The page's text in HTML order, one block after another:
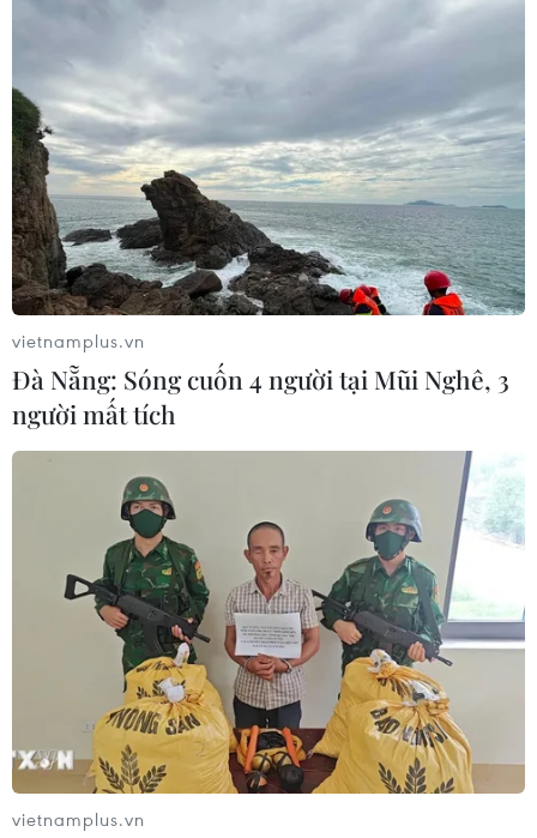
vietnamplus.vn
Đà Nẵng: Sóng cuốn 4 người tại Mũi Nghê, 3
người mất tích
vietnamplus.vn